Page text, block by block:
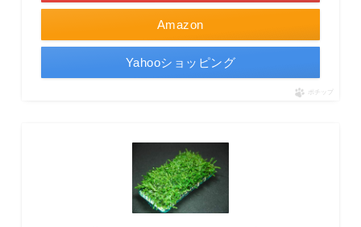
Amazon
Yahooショッピング
ポチップ